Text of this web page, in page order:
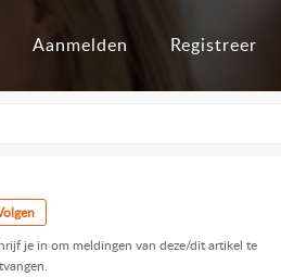
Aanmelden Registreer
je in om meldingen van deze/dit artikel te